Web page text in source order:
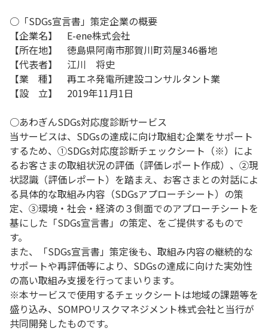
○「SDGs宣言書」策定企業の概要
【企業名】 E-ene株式会社
【所在地】 徳島県阿南市那賀川町苅屋346番地
【代表者】 江川 将史
【業 種】 再エネ発電所建設コンサルタント業
【設 立】 2019年11月1日
○あわぎんSDGs対応度診断サービス
当サービスは、SDGsの達成に向け取組む企業をサポート
するため、①SDGs対応度診断チェックシート（※）によ
るお客さまの取組状況の評価（評価レポート作成）、②現
状認識（評価レポート）を踏まえ、お客さまとの対話によ
る具体的な取組み内容（SDGsアプローチシート）の策
定、③環境・社会・経済の３側面でのアプローチシートを
基にした「SDGs宣言書」の策定、をご提供するもので
す。
また、「SDGs宣言書」策定後も、取組み内容の継続的な
サポートや再評価等により、SDGsの達成に向けた実効性
の高い取組み支援を行ってまいります。
※本サービスで使用するチェックシートは地域の課題等を
盛り込み、SOMPOリスクマネジメント株式会社と当行が
共同開発したものです。